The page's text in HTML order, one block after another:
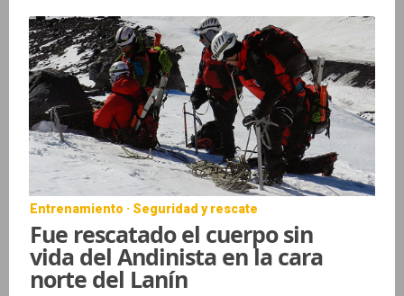
Entrenamiento · Seguridad y rescate
Fue rescatado el cuerpo sin
vida del Andinista en la cara
norte del Lanín